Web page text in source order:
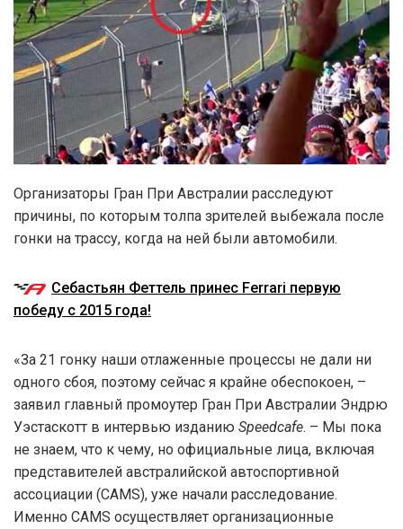
Организаторы Гран При Австралии расследуют
причины, по которым толпа зрителей выбежала после
гонки на трассу, когда на ней были автомобили.
Себастьян Феттель принес Ferrari первую
победу с 2015 года!
«За 21 гонку наши отлаженные процессы не дали ни
одного сбоя, поэтому сейчас я крайне обеспокоен, –
заявил главный промоутер Гран При Австралии Эндрю
Уэстаскотт в интервью изданию Speedcafe. – Мы пока
не знаем, что к чему, но официальные лица, включая
представителей австралийской автоспортивной
ассоциации (CAMS), уже начали расследование.
Именно CAMS осуществляет организационные